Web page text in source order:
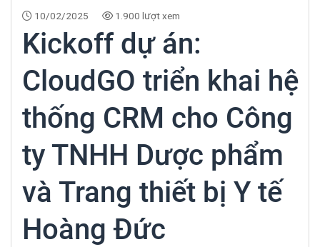
10/02/2025 1.900 lượt xem
Kickoff dự án:
CloudGO triển khai hệ
thống CRM cho Công
ty TNHH Dược phẩm
và Trang thiết bị Y tế
Hoàng Đức